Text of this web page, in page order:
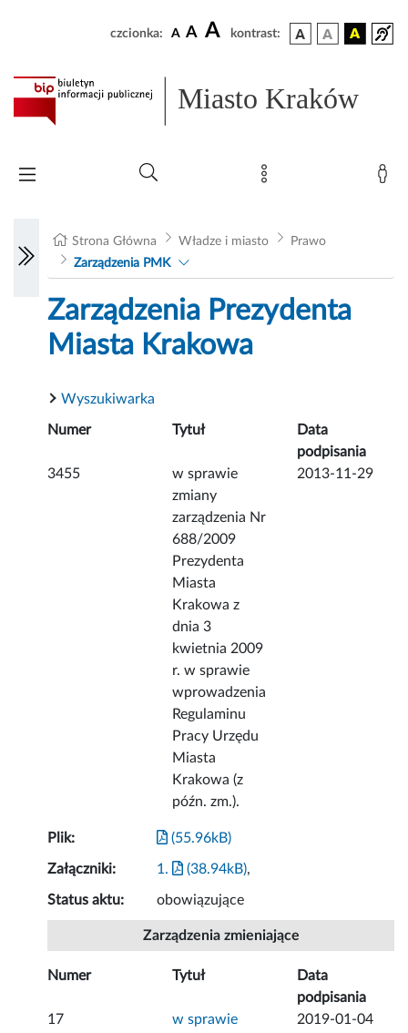
czcionka: A A A kontrast:
Miasto Kraków
Strona Główna Władze i miasto
Prawo
Zarządzenia PMK
Zarządzenia Prezydenta
Miasta Krakowa
Wyszukiwarka
Numer Tytuł
Data
podpisania
3455
w sprawie
zmiany
zarządzenia Nr
688/2009
Prezydenta
Miasta
Krakowa z
dnia 3
kwietnia 2009
r. w sprawie
wprowadzenia
Regulaminu
Pracy Urzędu
Miasta
Krakowa (z
późn. zm.).
2013-11-29
Plik: (55.96kB)
Załączniki: 1. (38.94kB),
Status aktu: obowiązujące
Zarządzenia zmieniające
Numer Tytuł
Data
podpisania
17
w sprawie
2019-01-04